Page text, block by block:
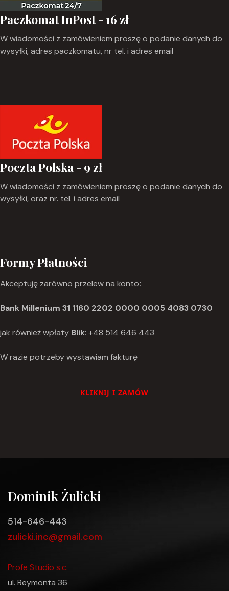
Paczkomat InPost - 16 zł
W wiadomości z zamówieniem proszę o podanie danych do
wysyłki, adres paczkomatu, nr tel. i adres email
Poczta Polska - 9 zł
W wiadomości z zamówieniem proszę o podanie danych do
wysyłki, oraz nr. tel. i adres email
Formy Płatności
Akceptuję zarówno przelew na konto:
Bank Millenium 31 1160 2202 0000 0005 4083 0730
jak również wpłaty Blik: +48 514 646 443
W razie potrzeby wystawiam fakturę
KLIKNIJ I ZAMÓW
Dominik Żulicki
514-646-443
zulicki.inc@gmail.com
Profe Studio s.c.
ul. Reymonta 36